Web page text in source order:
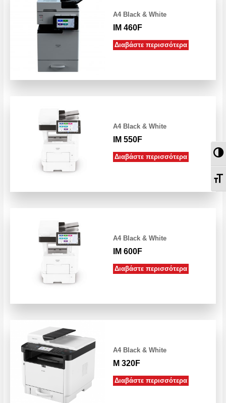
A4 Black & White
IM 460F
Διαβάστε περισσότερα
A4 Black & White
IM 550F
Διαβάστε περισσότερα
A4 Black & White
IM 600F
Διαβάστε περισσότερα
A4 Black & White
M 320F
Διαβάστε περισσότερα